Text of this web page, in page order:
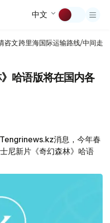
中文
咨文跨里海国际运输路线/中间走廊
哈语版将在国内各
消息，今年春
尼新片《奇幻森林》哈语